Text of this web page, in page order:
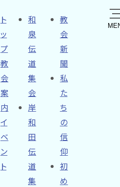
ト
ッ
プ
教
会
案
内
イ
ベ
ン
ト
和
泉
伝
道
集
会
岸
和
田
伝
道
集
教
会
新
聞
私
た
ち
の
信
仰
初
め